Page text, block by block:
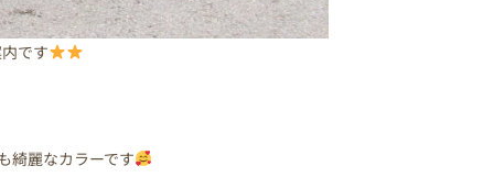
です
綺麗なカラーです